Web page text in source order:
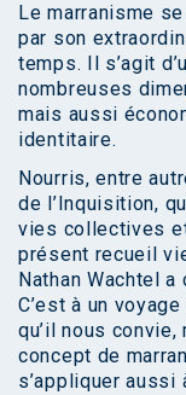
Le marranisme
par son
temps. Il s’agit
nombreuses
mais aussi
identitaire.
Nourris, entre
de l’Inquisition,
vies collectives
présent recueil
Nathan Wachtel
C’est à un
qu’il nous
concept de
s’appliquer aussi